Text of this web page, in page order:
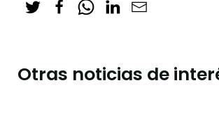
Otras noticias de